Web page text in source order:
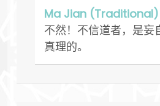
Ma Jian (Traditional)
不然！不信道者，是妄
真理的。